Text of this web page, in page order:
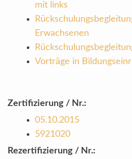
mit links
Erwachsenen
Vorträge in
Zertifizierung / Nr.:
05.10.2015
5921020
Rezertifizierung / Nr.: